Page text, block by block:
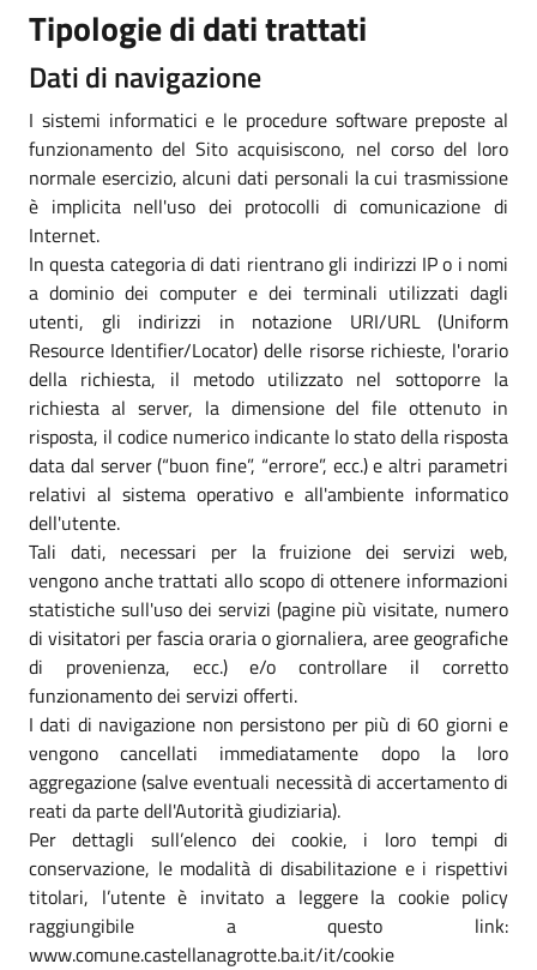
Tipologie di dati trattati
Dati di navigazione
I sistemi informatici e le procedure software preposte al
funzionamento del Sito acquisiscono, nel corso del loro
normale esercizio, alcuni dati personali la cui trasmissione
è implicita nell'uso dei protocolli di comunicazione di
Internet.
In questa categoria di dati rientrano gli indirizzi IP o i nomi
a dominio dei computer e dei terminali utilizzati dagli
utenti, gli indirizzi in notazione URI/URL (Uniform
Resource Identifier/Locator) delle risorse richieste, l'orario
della richiesta, il metodo utilizzato nel sottoporre la
richiesta al server, la dimensione del file ottenuto in
risposta, il codice numerico indicante lo stato della risposta
data dal server (“buon fine”, “errore”, ecc.) e altri parametri
relativi al sistema operativo e all'ambiente informatico
dell'utente.
Tali dati, necessari per la fruizione dei servizi web,
vengono anche trattati allo scopo di ottenere informazioni
statistiche sull'uso dei servizi (pagine più visitate, numero
di visitatori per fascia oraria o giornaliera, aree geografiche
di provenienza, ecc.) e/o controllare il corretto
funzionamento dei servizi offerti.
I dati di navigazione non persistono per più di 60 giorni e
vengono cancellati immediatamente dopo la loro
aggregazione (salve eventuali necessità di accertamento di
reati da parte dell'Autorità giudiziaria).
Per dettagli sull’elenco dei cookie, i loro tempi di
conservazione, le modalità di disabilitazione e i rispettivi
titolari, l’utente è invitato a leggere la cookie policy
raggiungibile a questo link:
www.comune.castellanagrotte.ba.it/it/cookie